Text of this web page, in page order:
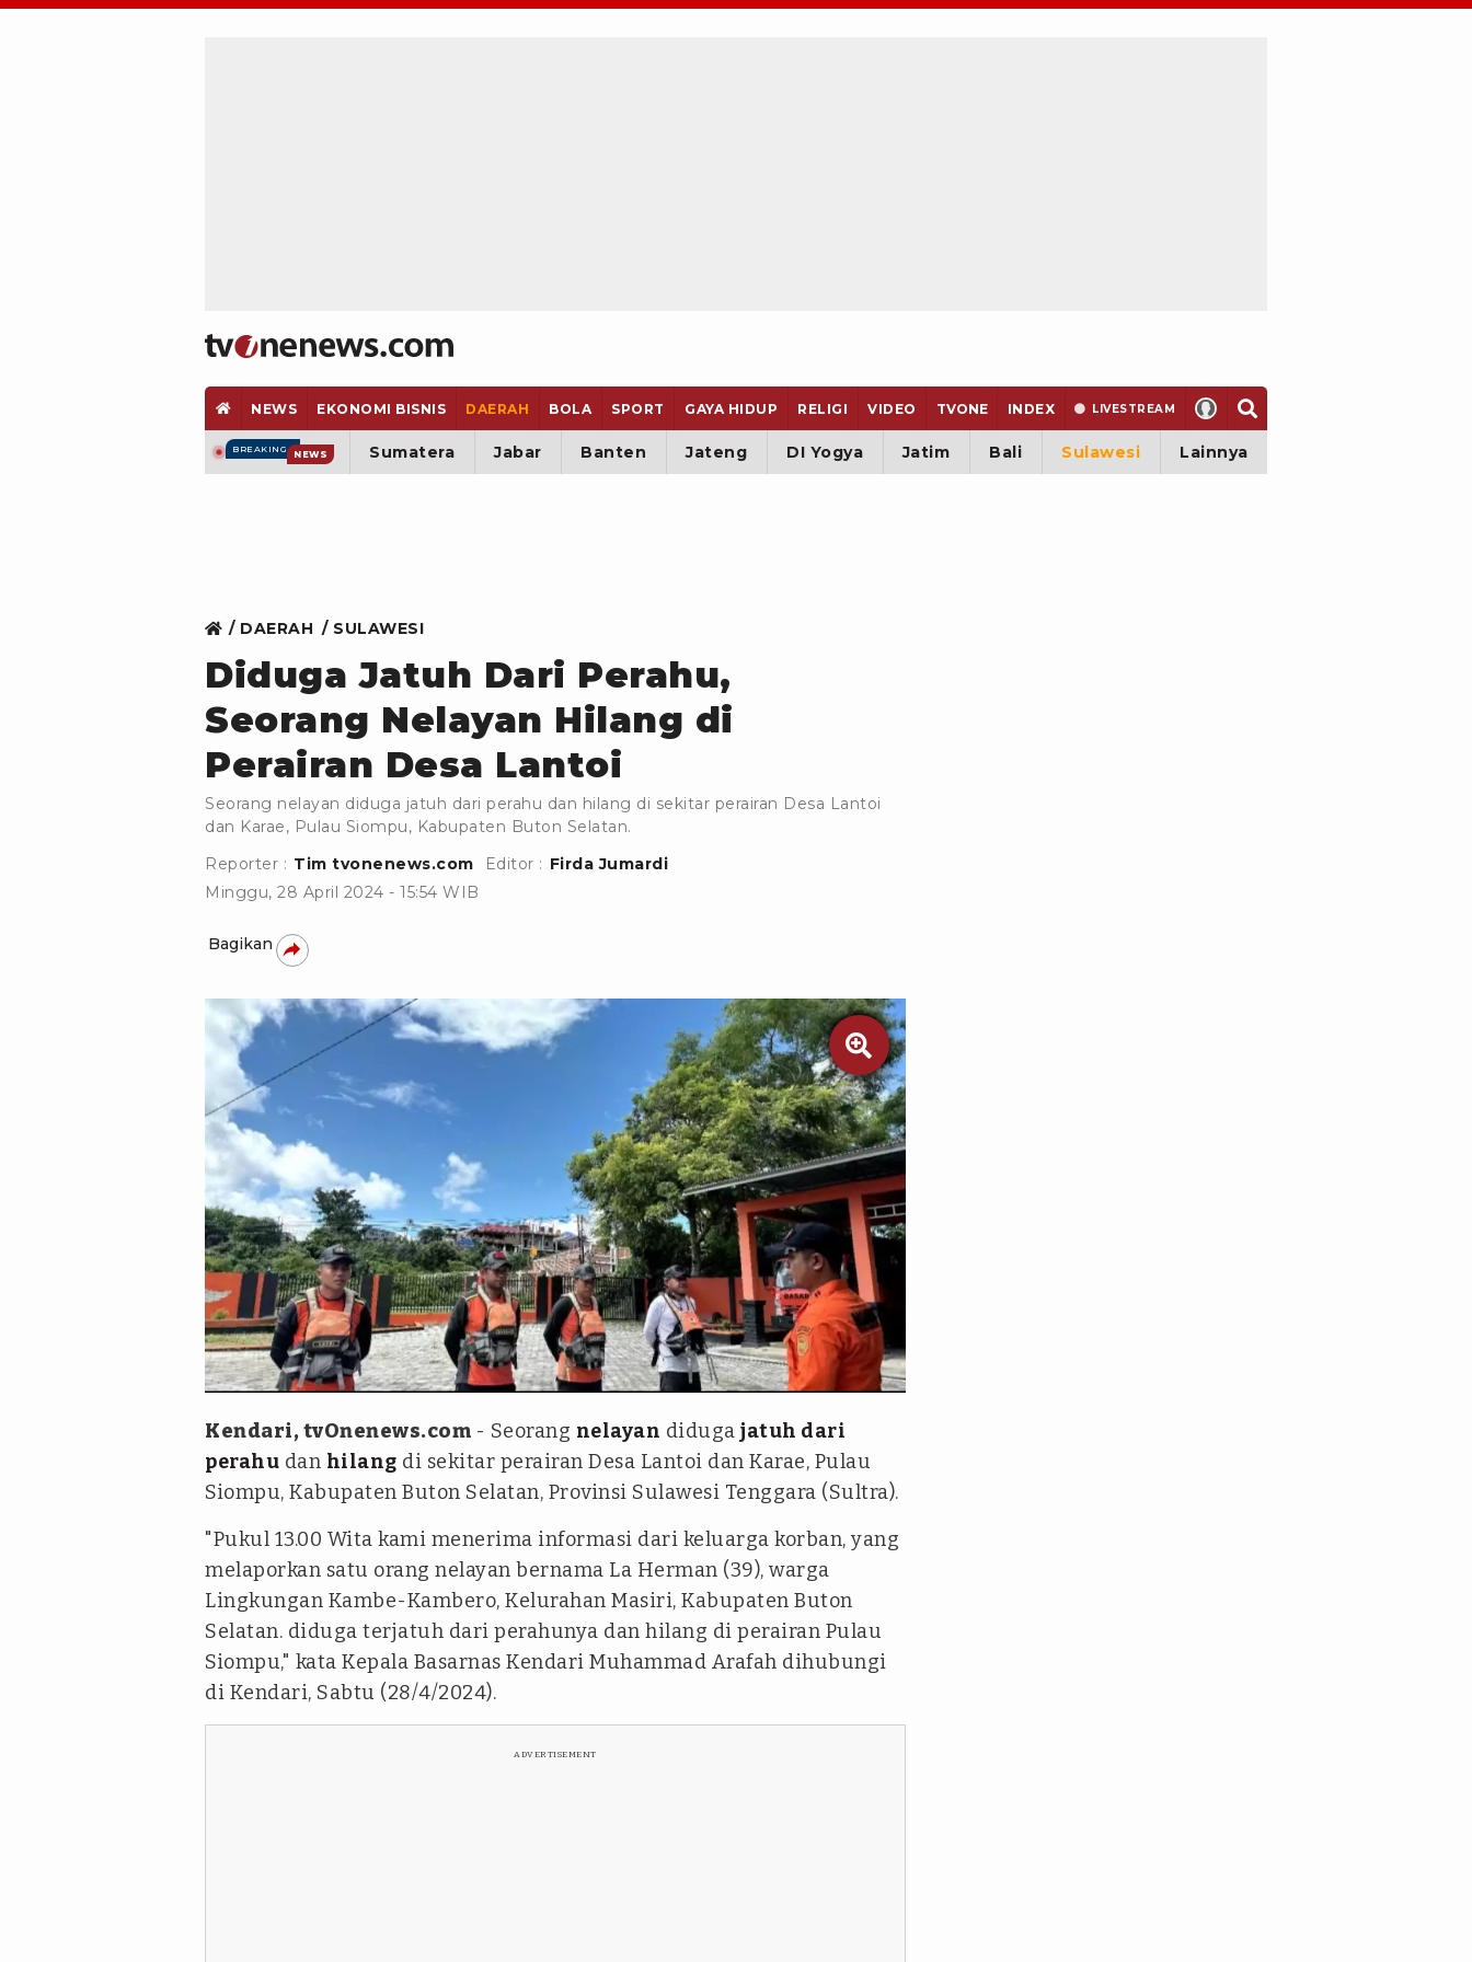
NEWS EKONOMI BISNIS DAERAH BOLA SPORT GAYA HIDUP RELIGI VIDEO TVONE INDEX LIVESTREAM
BREAKING NEWS Sumatera Jabar Banten Jateng DI Yogya Jatim Bali Sulawesi Lainnya
DAERAH SULAWESI
Diduga Jatuh Dari Perahu,
Seorang Nelayan Hilang di
Perairan Desa Lantoi
Seorang nelayan diduga jatuh dari perahu dan hilang di sekitar perairan Desa Lantoi
dan Karae, Pulau Siompu, Kabupaten Buton Selatan.
Reporter : Tim tvonenews.com Editor : Firda Jumardi
Minggu, 28 April 2024 - 15:54 WIB
Bagikan

Antara
Kendari, tvOnenews.com - Seorang nelayan diduga jatuh dari
perahu dan hilang di sekitar perairan Desa Lantoi dan Karae, Pulau
Siompu, Kabupaten Buton Selatan, Provinsi Sulawesi Tenggara (Sultra).
"Pukul 13.00 Wita kami menerima informasi dari keluarga korban, yang
melaporkan satu orang nelayan bernama La Herman (39), warga
Lingkungan Kambe-Kambero, Kelurahan Masiri, Kabupaten Buton
Selatan. diduga terjatuh dari perahunya dan hilang di perairan Pulau
Siompu," kata Kepala Basarnas Kendari Muhammad Arafah dihubungi
di Kendari, Sabtu (28/4/2024).
ADVERTISEMENT